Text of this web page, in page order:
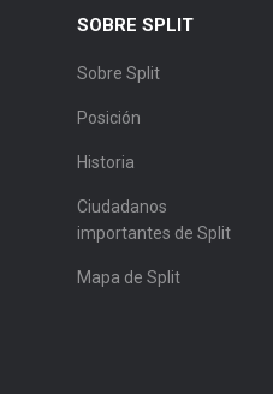
SOBRE SPLIT
Sobre Split
Posición
Historia
Ciudadanos
importantes de Split
Mapa de Split